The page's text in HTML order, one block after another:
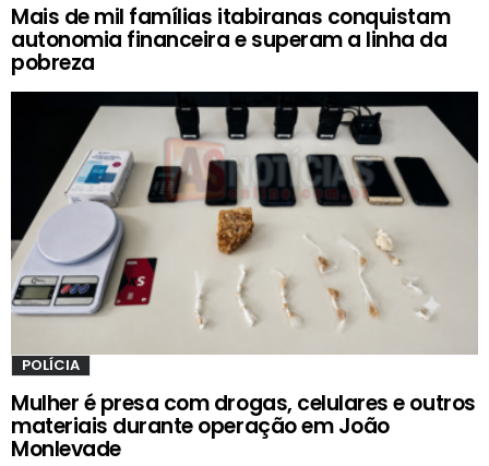
Mais de mil famílias itabiranas conquistam
autonomia financeira e superam a linha da
pobreza
POLÍCIA
Mulher é presa com drogas, celulares e outros
materiais durante operação em João
Monlevade